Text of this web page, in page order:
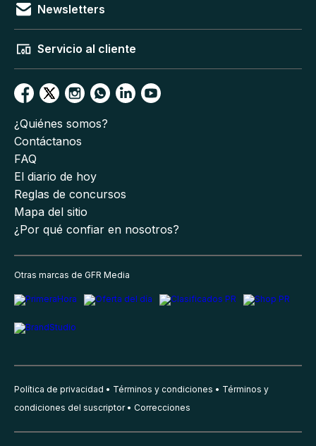
Newsletters
Servicio al cliente
¿Quiénes somos?
Contáctanos
FAQ
El diario de hoy
Reglas de concursos
Mapa del sitio
¿Por qué confiar en nosotros?
Otras marcas de GFR Media
Política de privacidad Términos y condiciones
Términos y
condiciones del suscriptor
Correcciones